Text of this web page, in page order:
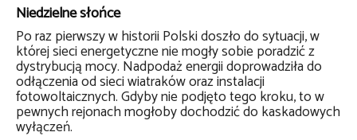
Niedzielne słońce
Po raz pierwszy w historii Polski doszło do sytuacji, w
której sieci energetyczne nie mogły sobie poradzić z
dystrybucją mocy. Nadpodaż energii doprowadziła do
odłączenia od sieci wiatraków oraz instalacji
fotowoltaicznych. Gdyby nie podjęto tego kroku, to w
pewnych rejonach mogłoby dochodzić do kaskadowych
wyłączeń.